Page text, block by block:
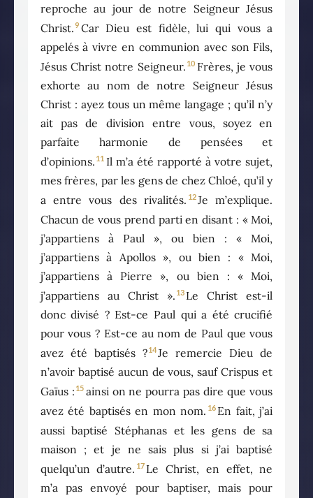
reproche au jour de notre Seigneur Jésus
Christ.9 Car Dieu est fidèle, lui qui vous a
appelés à vivre en communion avec son Fils,
Jésus Christ notre Seigneur. 10 Frères, je vous
exhorte au nom de notre Seigneur Jésus
Christ : ayez tous un même langage ; qu’il n’y
ait pas de division entre vous, soyez en
parfaite harmonie de pensées et
d’opinions. 11 Il m’a été rapporté à votre sujet,
mes frères, par les gens de chez Chloé, qu’il y
a entre vous des rivalités. 12Je m’explique.
Chacun de vous prend parti en disant : « Moi,
j’appartiens à Paul », ou bien : « Moi,
j’appartiens à Apollos », ou bien : « Moi,
j’appartiens à Pierre », ou bien : « Moi,
j’appartiens au Christ ». 13 Le Christ est-il
donc divisé ? Est-ce Paul qui a été crucifié
pour vous ? Est-ce au nom de Paul que vous
avez été baptisés ?14Je remercie Dieu de
n’avoir baptisé aucun de vous, sauf Crispus et
Gaïus : 15 ainsi on ne pourra pas dire que vous
avez été baptisés en mon nom. 16 En fait, j’ai
aussi baptisé Stéphanas et les gens de sa
maison ; et je ne sais plus si j’ai baptisé
quelqu’un d’autre. 17 Le Christ, en effet, ne
m’a pas envoyé pour baptiser, mais pour